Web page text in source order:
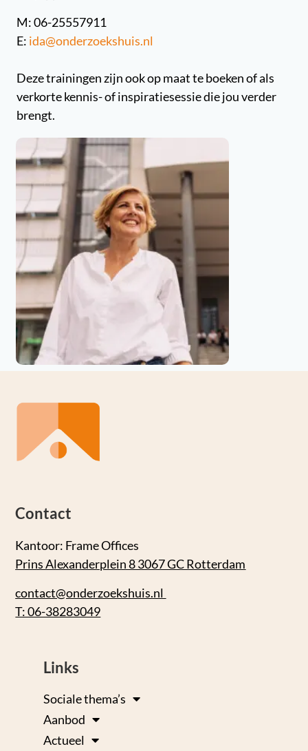
M: 06-25557911
E: ida@onderzoekshuis.nl
Deze trainingen zijn ook op maat te boeken of als
verkorte kennis- of inspiratiesessie die jou verder
brengt.
Contact
Kantoor: Frame Offices
Prins Alexanderplein 8 3067 GC Rotterdam
contact@onderzoekshuis.nl
T: 06-38283049
Links
Sociale thema’s
Aanbod
Actueel